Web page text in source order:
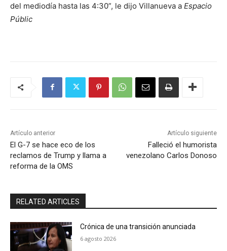
del mediodía hasta las 4:30”, le dijo Villanueva a Espacio
Públic
Artículo anterior
El G-7 se hace eco de los
reclamos de Trump y llama a
reforma de la OMS
Artículo siguiente
Falleció el humorista
venezolano Carlos Donoso
RELATED ARTICLES
Crónica de una transición anunciada
6 agosto 2026